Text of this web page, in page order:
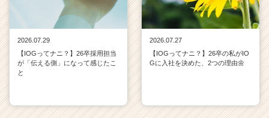
2026.07.29
【IOGってナニ？】26卒採用担当
が「伝える側」になって感じたこ
と
2026.07.27
【IOGってナニ？】26卒の私がIO
Gに入社を決めた、2つの理由🌼